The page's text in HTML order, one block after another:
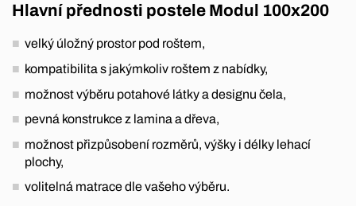
Hlavní přednosti postele Modul 100x200
velký úložný prostor pod roštem,
kompatibilita s jakýmkoliv roštem z nabídky,
možnost výběru potahové látky a designu čela,
pevná konstrukce z lamina a dřeva,
možnost přizpůsobení rozměrů, výšky i délky lehací
plochy,
volitelná matrace dle vašeho výběru.